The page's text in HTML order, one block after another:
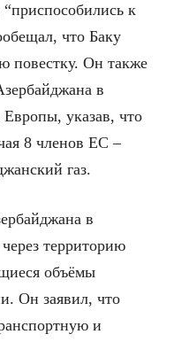
к
что Баку
повестку. Он также
в
Европы, указав, что
8 членов ЕС –
газ.
в
территорию
объёмы
Он заявил, что
и